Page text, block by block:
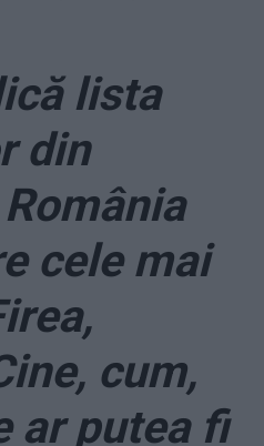
lista
din
cele mai
cum,
ar putea fi